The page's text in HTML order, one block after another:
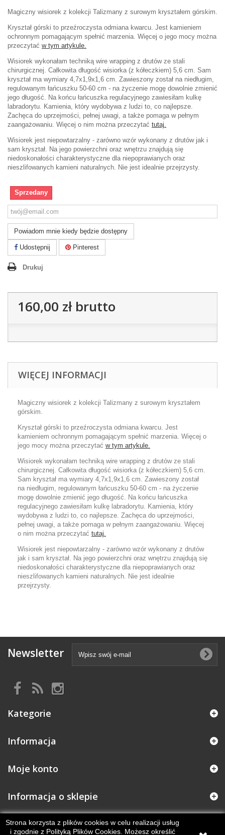
Magiczny wisiorek z kolekcji Talizmany z surowym kryształem górskim.
Kryształ górski to przeźroczysta odmiana kwarcu. Jest kamieniem
ochronnym pomagającym spełnić marzenia. Więcej o jego mocy można
przeczytać w tym artykule.
Wisiorek wykonałam techniką wire wrapping z drutów ze stali
chirurgicznej. Całkowita długość wisiorka (z kółeczkiem) 5,6 cm. Sam
kryształ ma wymiary 4,7x1,9x1,6 cm. Zawieszony został na niedługim,
regulowanym łańcuszku 50-60 cm - na życzenie mogę dowolnie zmienić
jego długość. Na końcu łańcuszka regulacyjnego zawiesiłam kulkę
labradorytu. Kamienia, który wydobywa z ludzi to, co najlepsze.
Zachęca do uprzejmości, pełnej uwagi, a także pomaga w pełnym
zaangażowaniu. Więcej o nim można przeczytać tutaj.
Wisiorek jest niepowtarzalny - zarówno wzór wykonany z drutów jak i
sam kryształ. Na jego powierzchni oraz wnętrzu znajdują się
niedoskonałości charakterystyczne dla niepoprawianych oraz
nieszlifowanych kamieni naturalnych. Nie jest idealnie przejrzysty.
Sprzedany
Powiadom mnie kiedy będzie dostępny
Udostępnij Pinterest
Drukuj
160,00 złbrutto
WIĘCEJ INFORMACJI
Magiczny wisiorek z kolekcji Talizmany z surowym kryształem
górskim.
Kryształ górski to przeźroczysta odmiana kwarcu. Jest
kamieniem ochronnym pomagającym spełnić marzenia. Więcej o
jego mocy można przeczytać w tym artykule.
Wisiorek wykonałam techniką wire wrapping z drutów ze stali
chirurgicznej. Całkowita długość wisiorka (z kółeczkiem) 5,6 cm.
Sam kryształ ma wymiary 4,7x1,9x1,6 cm. Zawieszony został
na niedługim, regulowanym łańcuszku 50-60 cm - na życzenie
mogę dowolnie zmienić jego długość. Na końcu łańcuszka
regulacyjnego zawiesiłam kulkę labradorytu. Kamienia, który
wydobywa z ludzi to, co najlepsze. Zachęca do uprzejmości,
pełnej uwagi, a także pomaga w pełnym zaangażowaniu. Więcej
o nim można przeczytać tutaj.
Wisiorek jest niepowtarzalny - zarówno wzór wykonany z drutów
jak i sam kryształ. Na jego powierzchni oraz wnętrzu znajdują się
niedoskonałości charakterystyczne dla niepoprawianych oraz
nieszlifowanych kamieni naturalnych. Nie jest idealnie
przejrzysty.
Newsletter
Kategorie
Informacja
Moje konto
Informacja o sklepie
Strona korzysta z plików cookies w celu realizacji usług
i zgodnie z Polityką Plików Cookies. Możesz określić